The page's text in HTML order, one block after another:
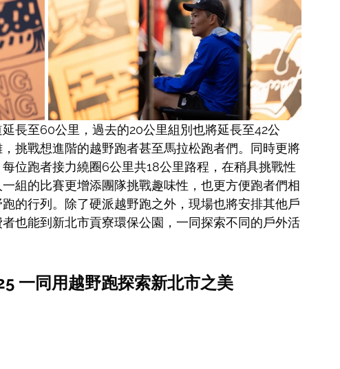
長至60公里，過去的20公里組別也將延長至42公
挑戰想進階的越野跑者甚至馬拉松跑者們。同時更將
位跑者接力繞圈6公里共18公里路程，在稍具挑戰性
組的比賽更增添團隊挑戰趣味性，也更方便跑者們相
的行列。除了硬派越野跑之外，現場也將安排其他戶
也能到新北市貢寮環保公園，一同探索不同的戶外活
一同用越野跑探索新北市之美